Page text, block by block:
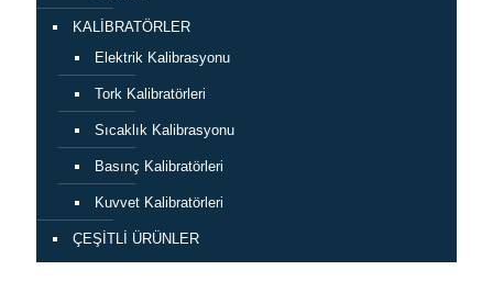
KALİBRATÖRLER
Elektrik Kalibrasyonu
Tork Kalibratörleri
Sıcaklık Kalibrasyonu
Basınç Kalibratörleri
Kuvvet Kalibratörleri
ÇEŞİTLİ ÜRÜNLER